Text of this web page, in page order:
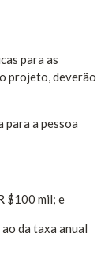
para as
projeto, deverão
para a pessoa
$100 mil; e
da taxa anual